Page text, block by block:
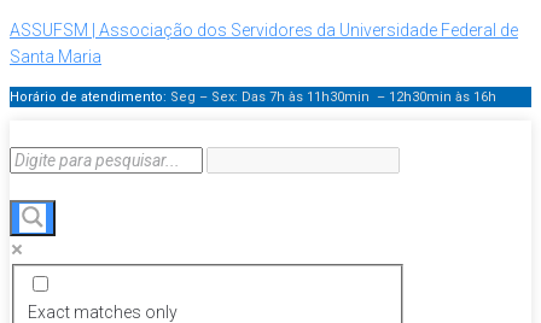
ASSUFSM | Associação dos Servidores da Universidade Federal de
Santa Maria
Horário de atendimento: Seg – Sex: Das 7h às 11h30min – 12h30min às 16h
Exact matches only